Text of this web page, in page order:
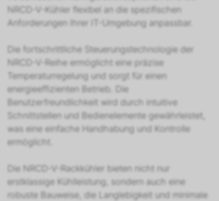
NRCD-V-Kühler flexibel an die spezifischen
Anforderungen Ihrer IT-Umgebung anpassbar.
Die fortschrittliche Steuerungstechnologie der
NRCD-V-Reihe ermöglicht eine präzise
Temperaturregelung und sorgt für einen
energieeffizienten Betrieb. Die
Benutzerfreundlichkeit wird durch intuitive
Schnittstellen und Bedienelemente gewährleistet,
was eine einfache Handhabung und Kontrolle
ermöglicht.
Die NRCD-V-Rackkühler bieten nicht nur
erstklassige Kühlleistung, sondern auch eine
robuste Bauweise, die Langlebigkeit und minimale